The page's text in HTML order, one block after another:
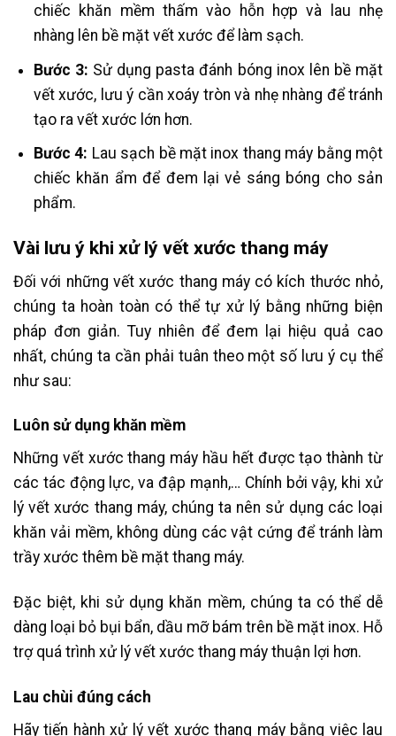
chiếc khăn mềm thấm vào hỗn hợp và lau nhẹ
nhàng lên bề mặt vết xước để làm sạch.
Bước 3: Sử dụng pasta đánh bóng inox lên bề mặt
vết xước, lưu ý cần xoáy tròn và nhẹ nhàng để tránh
tạo ra vết xước lớn hơn.
Bước 4: Lau sạch bề mặt inox thang máy bằng một
chiếc khăn ẩm để đem lại vẻ sáng bóng cho sản
phẩm.
Vài lưu ý khi xử lý vết xước thang máy
Đối với những vết xước thang máy có kích thước nhỏ,
chúng ta hoàn toàn có thể tự xử lý bằng những biện
pháp đơn giản. Tuy nhiên để đem lại hiệu quả cao
nhất, chúng ta cần phải tuân theo một số lưu ý cụ thể
như sau:
Luôn sử dụng khăn mềm
Những vết xước thang máy hầu hết được tạo thành từ
các tác động lực, va đập mạnh,… Chính bởi vậy, khi xử
lý vết xước thang máy, chúng ta nên sử dụng các loại
khăn vải mềm, không dùng các vật cứng để tránh làm
trầy xước thêm bề mặt thang máy.
Đặc biệt, khi sử dụng khăn mềm, chúng ta có thể dễ
dàng loại bỏ bụi bẩn, dầu mỡ bám trên bề mặt inox. Hỗ
trợ quá trình xử lý vết xước thang máy thuận lợi hơn.
Lau chùi đúng cách
Hãy tiến hành xử lý vết xước thang máy bằng việc lau